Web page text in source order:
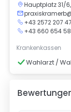
Hauptplatz 31/
+43 2572 207 47
+43 660 654 58
Krankenkassen
Wahlarzt /